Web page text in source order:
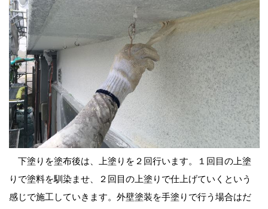
下塗りを塗布後は、上塗りを２回行います。１回目の上塗
りで塗料を馴染ませ、２回目の上塗りで仕上げていくという
感じで施工していきます。外壁塗装を手塗りで行う場合はだ